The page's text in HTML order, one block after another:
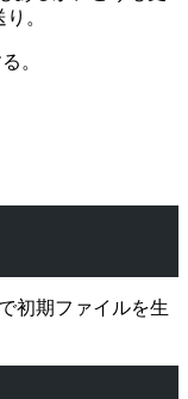
。
。
で初期ファイルを生